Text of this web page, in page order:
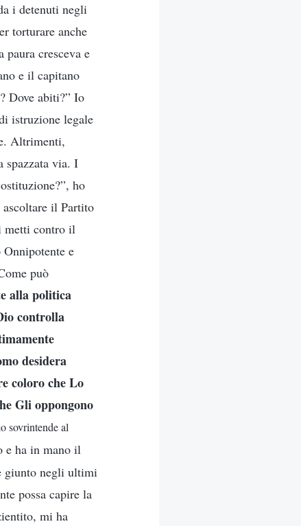
i detenuti negli
torturare anche
cresceva e
e il capitano
Dove abiti?” Io
istruzione legale
Altrimenti,
spazzata via. I
ho
il Partito
metti contro il
e
può
alla politica
controlla
desidera
coloro che Lo
Gli oppongono
sovrintende al
e ha in mano il
giunto negli ultimi
possa capire la
mi ha